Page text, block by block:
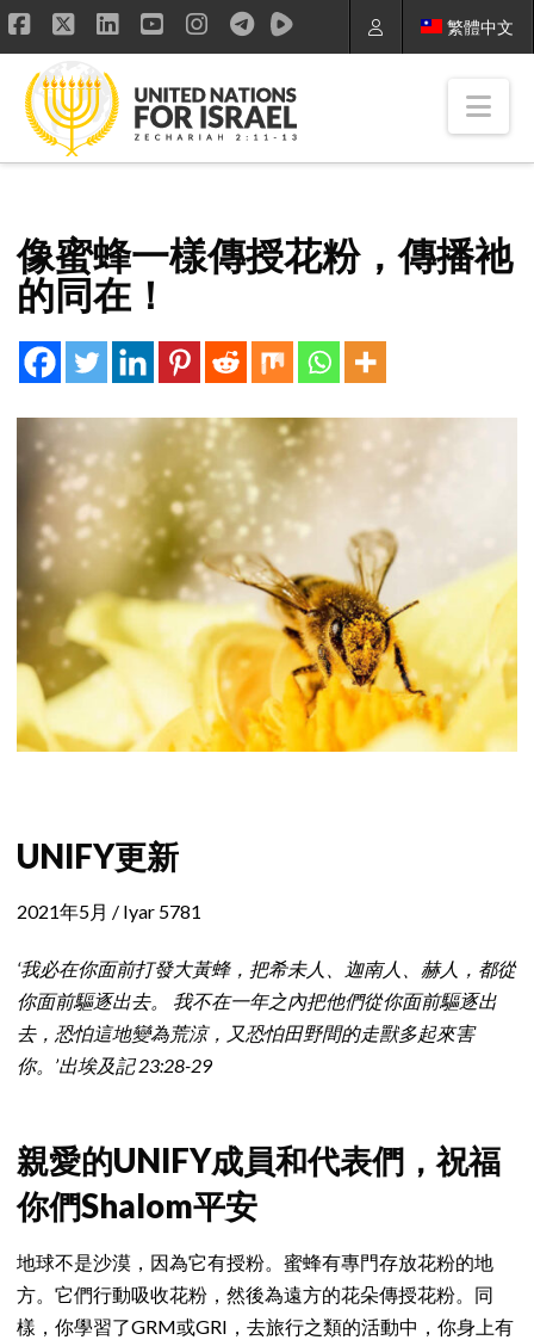
繁體中文
Facebook
X LinkedIn
YouTube
Instagram
像蜜蜂一樣傳授花粉，傳播祂
的同在！
UNIFY更新
2021年5月 / Iyar 5781
‘我必在你面前打發大黃蜂，把希未人、迦南人、赫人，都從
你面前驅逐出去。 我不在一年之內把他們從你面前驅逐出
去，恐怕這地變為荒涼，又恐怕田野間的走獸多起來害
你。’出埃及記 23:28-29
親愛的UNIFY成員和代表們，祝福
你們Shalom平安
地球不是沙漠，因為它有授粉。蜜蜂有專門存放花粉的地
方。它們行動吸收花粉，然後為遠方的花朵傳授花粉。同
樣，你學習了GRM或GRI，去旅行之類的活動中，你身上有